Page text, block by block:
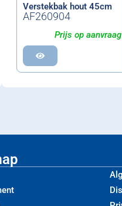
Verstekbak hout 45cm
AF260904
Prijs op aanvraag